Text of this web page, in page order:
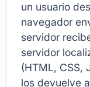
un usuario
navegador
servidor
servidor
(HTML, CSS,
los devuelve